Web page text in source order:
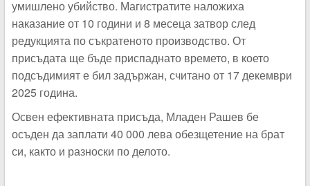
умишлено убийство. Магистратите наложиха
наказание от 10 години и 8 месеца затвор след
редукцията по съкратеното производство. От
присъдата ще бъде приспаднато времето, в което
подсъдимият е бил задържан, считано от 17 декември
2025 година.
Освен ефективната присъда, Младен Рашев бе
осъден да заплати 40 000 лева обезщетение на брат
си, както и разноски по делото.